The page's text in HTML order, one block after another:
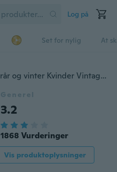
Log på
Set for nylig At
2021 Ny mode Dametøj Efterår og vinter Kvinder Vintage Trykt Langærmet Rund Hals Casual T-shirt Løs Plus Size Langærmet Top
Generel
3.2
1868 Vurderinger
Vis produktoplysninger